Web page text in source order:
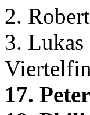
2.
3.
17.